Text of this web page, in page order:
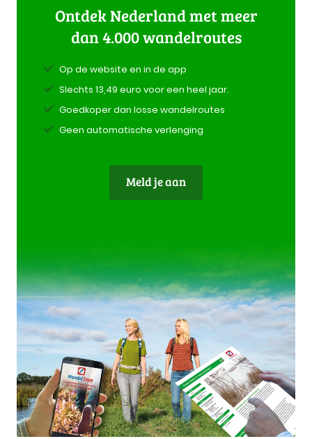
Ontdek Nederland met meer
dan 4.000 wandelroutes
Op de website en in de app
Slechts 13,49 euro voor een heel jaar.
Goedkoper dan losse wandelroutes
Geen automatische verlenging
Meld je aan